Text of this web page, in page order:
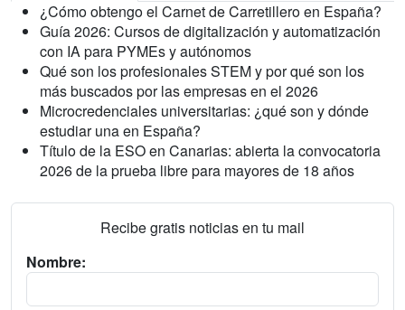
¿Cómo obtengo el Carnet de Carretillero en España?
Guía 2026: Cursos de digitalización y automatización
con IA para PYMEs y autónomos
Qué son los profesionales STEM y por qué son los
más buscados por las empresas en el 2026
Microcredenciales universitarias: ¿qué son y dónde
estudiar una en España?
Título de la ESO en Canarias: abierta la convocatoria
2026 de la prueba libre para mayores de 18 años
Recibe gratis noticias en tu mail
Nombre: